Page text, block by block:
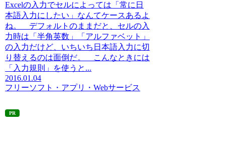
Excelの入力でセルによっては「常に日
本語入力にしたい」なんてケースあるよ
ね。 デフォルトのままだと、セルの入
力時は「半角英数」「アルファベット」
の入力だけど、いちいち日本語入力に切
り替えるのは面倒だ。 こんなときには
「入力規則」を使うと...
2016.01.04
フリーソフト・アプリ・Webサービス
PR